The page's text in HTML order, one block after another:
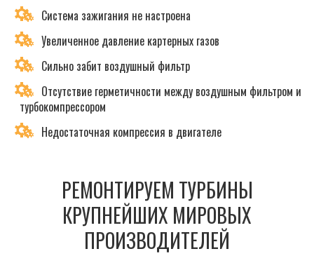
Система зажигания не настроена
Увеличенное давление картерных газов
Сильно забит воздушный фильтр
Отсутствие герметичности между воздушным фильтром и
турбокомпрессором
Недостаточная компрессия в двигателе
РЕМОНТИРУЕМ ТУРБИНЫ
КРУПНЕЙШИХ МИРОВЫХ
ПРОИЗВОДИТЕЛЕЙ